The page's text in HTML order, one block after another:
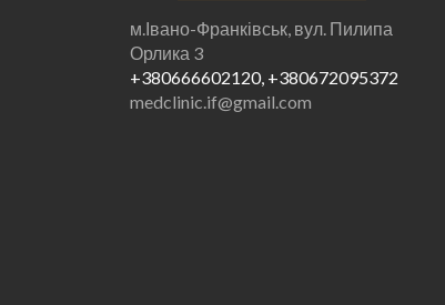
м.Івано-Франківськ, вул. Пилипа
Орлика 3
+380666602120, +380672095372
medclinic.if@gmail.com